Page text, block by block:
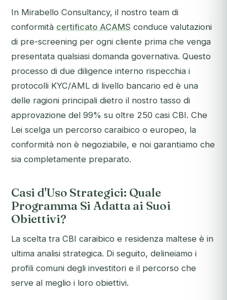
In Mirabello Consultancy, il nostro team di
conformità certificato ACAMS conduce valutazioni
di pre-screening per ogni cliente prima che venga
presentata qualsiasi domanda governativa. Questo
processo di due diligence interno rispecchia i
protocolli KYC/AML di livello bancario ed è una
delle ragioni principali dietro il nostro tasso di
approvazione del 99% su oltre 250 casi CBI. Che
Lei scelga un percorso caraibico o europeo, la
conformità non è negoziabile, e noi garantiamo che
sia completamente preparato.
Casi d'Uso Strategici: Quale
Programma Si Adatta ai Suoi
Obiettivi?
La scelta tra CBI caraibico e residenza maltese è in
ultima analisi strategica. Di seguito, delineiamo i
profili comuni degli investitori e il percorso che
serve al meglio i loro obiettivi.